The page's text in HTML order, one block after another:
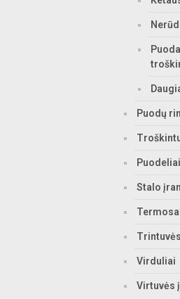
Puodų
Stalo
Trintuvės
Virduliai
Virtuvės